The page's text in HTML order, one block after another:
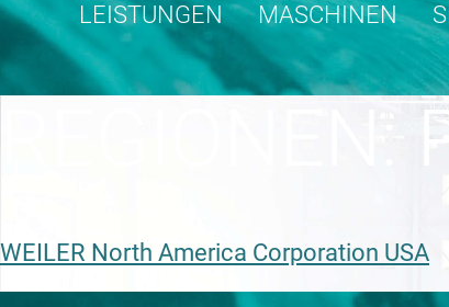
LEISTUNGEN MASCHINEN
WEILER North America Corporation USA